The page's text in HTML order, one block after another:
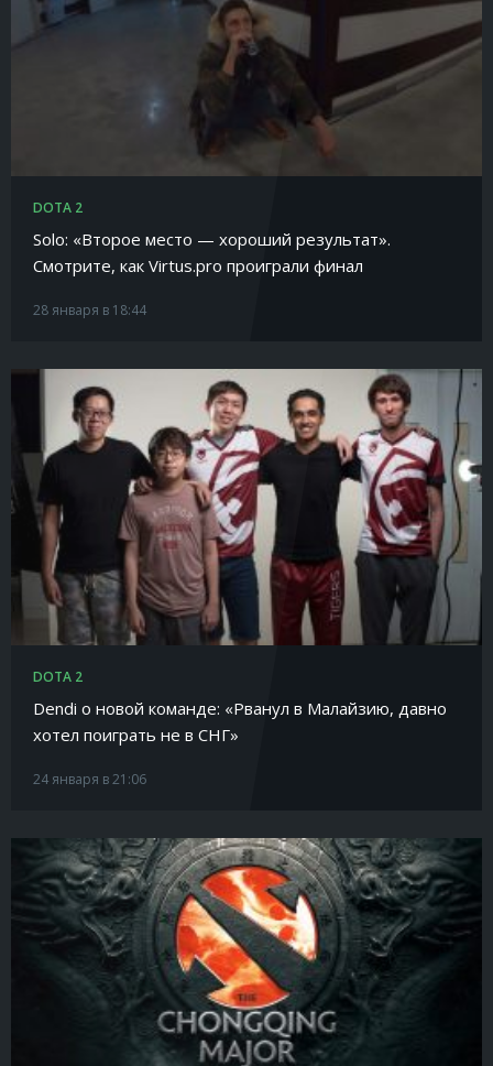
DOTA 2
Solo: «Второе место — хороший результат».
Смотрите, как Virtus.pro проиграли финал
28 января в 18:44
DOTA 2
Dendi о новой команде: «Рванул в Малайзию, давно
хотел поиграть не в СНГ»
24 января в 21:06